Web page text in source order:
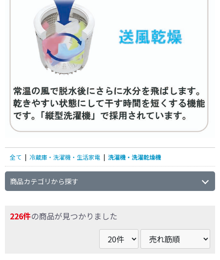
全て | 冷蔵庫・洗濯機・生活家電 | 洗濯機・洗濯乾燥機
商品カテゴリから探す
226件の商品が見つかりました
スリムタイプ（ボディ幅600mm未満）で絞
り込む
スリムタイプ(ボディ幅
600mm未満）
静音設計(脱水時40dB未
満)
使用Hzで絞り込む
電気式(50Hz/60Hz共
用)